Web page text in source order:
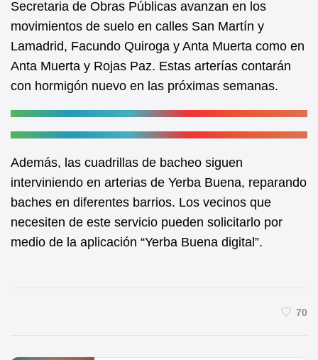
Secretaria de Obras Públicas avanzan en los
movimientos de suelo en calles San Martín y
Lamadrid, Facundo Quiroga y Anta Muerta como en
Anta Muerta y Rojas Paz. Estas arterías contarán
con hormigón nuevo en las próximas semanas.
Además, las cuadrillas de bacheo siguen
interviniendo en arterias de Yerba Buena, reparando
baches en diferentes barrios. Los vecinos que
necesiten de este servicio pueden solicitarlo por
medio de la aplicación “Yerba Buena digital”.
70